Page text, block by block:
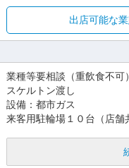
出店可能な
業種等要相談（重飲⾷不可）
スケルトン渡し
設備：都市ガス
来客⽤駐輪場１０台（店舗
その他の諸条件はご相談く